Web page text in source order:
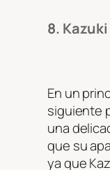
8.
En un
siguiente
una
que su
ya que